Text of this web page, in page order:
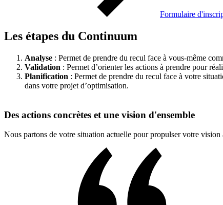
Formulaire
Les étapes du Continuum
Analyse : Permet de prendre du recul face à vous-même
Validation : Permet d’orienter les actions à prendre pour
Planification : Permet de prendre du recul face à votre
dans votre projet d’optimisation.
Des actions concrètes et une vision d'ensemble
Nous partons de votre situation actuelle pour propulser votre